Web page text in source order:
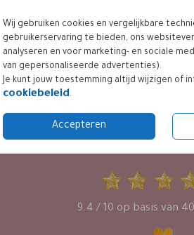
Wij gebruiken cookies en vergelijkbare
gebruikerservaring te bieden, ons
analyseren en voor marketing- en sociale
van gepersonaliseerde advertenties).
Je kunt jouw toestemming altijd wijzigen of
cookiebeleid.
Accepteren
9.4 / 10 op basis van